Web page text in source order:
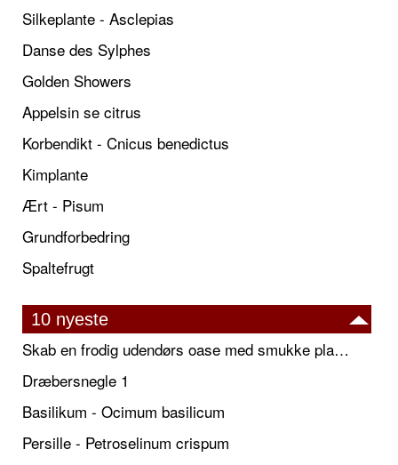
Silkeplante - Asclepias
Danse des Sylphes
Golden Showers
Appelsin se citrus
Korbendikt - Cnicus benedictus
Kimplante
Ært - Pisum
Grundforbedring
Spaltefrugt
10 nyeste
Skab en frodig udendørs oase med smukke plantekrukker og elegante espalier
Dræbersnegle 1
Basilikum - Ocimum basilicum
Persille - Petroselinum crispum